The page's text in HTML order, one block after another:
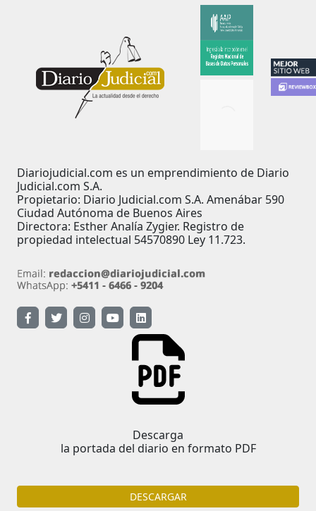
Diariojudicial.com es un emprendimiento de Diario
Judicial.com S.A.
Propietario: Diario Judicial.com S.A. Amenábar 590
Ciudad Autónoma de Buenos Aires
Directora: Esther Analía Zygier. Registro de
propiedad intelectual 54570890 Ley 11.723.
Descarga
la portada del diario en formato PDF
DESCARGAR